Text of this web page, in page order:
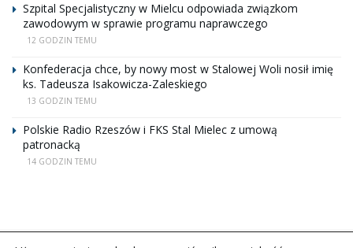
Szpital Specjalistyczny w Mielcu odpowiada związkom
zawodowym w sprawie programu naprawczego
12 GODZIN TEMU
Konfederacja chce, by nowy most w Stalowej Woli nosił imię
ks. Tadeusza Isakowicza-Zaleskiego
13 GODZIN TEMU
Polskie Radio Rzeszów i FKS Stal Mielec z umową
patronacką
14 GODZIN TEMU